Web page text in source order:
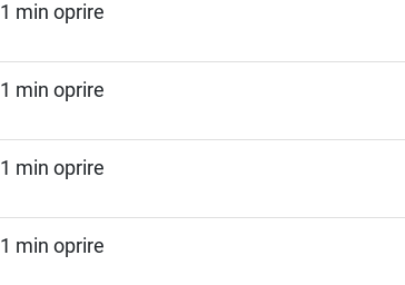
1 min oprire
1 min oprire
1 min oprire
1 min oprire